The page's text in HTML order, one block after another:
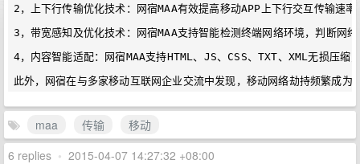
2，上下行传输优化技术：网宿MAA有效提高移动APP上下行交互传输速
3，带宽感知及优化技术：网宿MAA支持智能检测终端网络环境，判断
4，内容智能适配：网宿MAA支持HTML、JS、CSS、TXT、XML无损压
maa 传输
移动
6 replies • 2015-04-07 14:27:32 +08:00